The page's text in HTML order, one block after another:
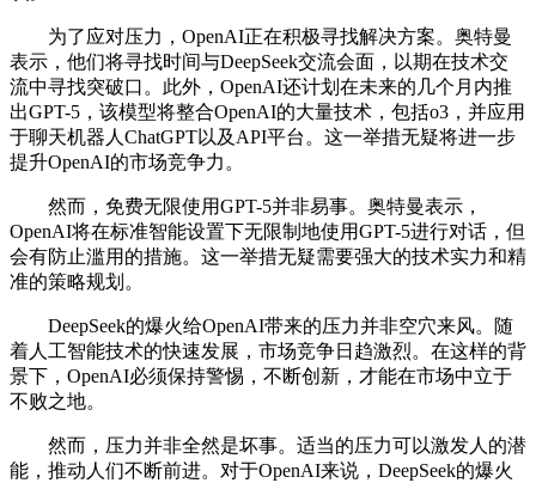
为了应对压力，OpenAI正在积极寻找解决方案。奥特曼
表示，他们将寻找时间与DeepSeek交流会面，以期在技术交
流中寻找突破口。此外，OpenAI还计划在未来的几个月内推
出GPT-5，该模型将整合OpenAI的大量技术，包括o3，并应用
于聊天机器人ChatGPT以及API平台。这一举措无疑将进一步
提升OpenAI的市场竞争力。
然而，免费无限使用GPT-5并非易事。奥特曼表示，
OpenAI将在标准智能设置下无限制地使用GPT-5进行对话，但
会有防止滥用的措施。这一举措无疑需要强大的技术实力和精
准的策略规划。
DeepSeek的爆火给OpenAI带来的压力并非空穴来风。随
着人工智能技术的快速发展，市场竞争日趋激烈。在这样的背
景下，OpenAI必须保持警惕，不断创新，才能在市场中立于
不败之地。
然而，压力并非全然是坏事。适当的压力可以激发人的潜
能，推动人们不断前进。对于OpenAI来说，DeepSeek的爆火